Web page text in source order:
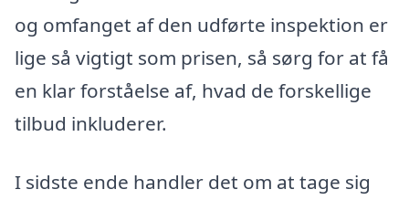
og omfanget af den udførte inspektion er
lige så vigtigt som prisen, så sørg for at få
en klar forståelse af, hvad de forskellige
tilbud inkluderer.
I sidste ende handler det om at tage sig